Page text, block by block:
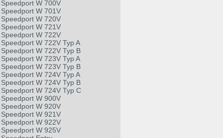
Speedport W 700V
Speedport W 701V
Speedport W 720V
Speedport W 721V
Speedport W 722V
Speedport W 722V Typ A
Speedport W 722V Typ B
Speedport W 723V Typ A
Speedport W 723V Typ B
Speedport W 724V Typ A
Speedport W 724V Typ B
Speedport W 724V Typ C
Speedport W 900V
Speedport W 920V
Speedport W 921V
Speedport W 922V
Speedport W 925V